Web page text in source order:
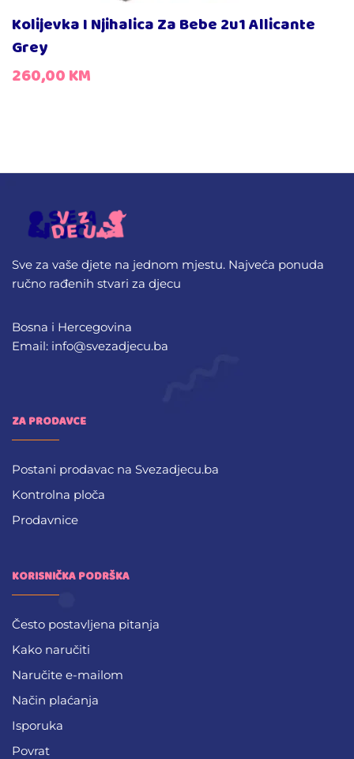
Kolijevka I Njihalica Za Bebe 2u1 Allicante
Grey
260,00KM
Sve za vaše djete na jednom mjestu. Najveća ponuda
ručno rađenih stvari za djecu
Bosna i Hercegovina
Email: info@svezadjecu.ba
ZA PRODAVCE
Postani prodavac na Svezadjecu.ba
Kontrolna ploča
Prodavnice
KORISNIČKA PODRŠKA
Često postavljena pitanja
Kako naručiti
Naručite e-mailom
Način plaćanja
Isporuka
Povrat